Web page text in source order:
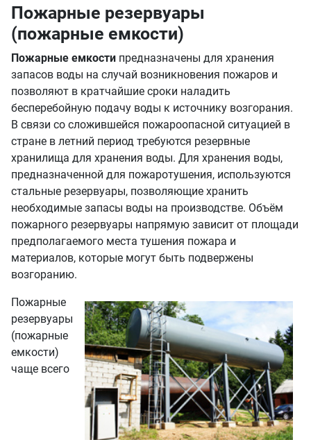
Пожарные резервуары
(пожарные емкости)
Пожарные емкости предназначены для хранения
запасов воды на случай возникновения пожаров и
позволяют в кратчайшие сроки наладить
бесперебойную подачу воды к источнику возгорания.
В связи со сложившейся пожароопасной ситуацией в
стране в летний период требуются резервные
хранилища для хранения воды. Для хранения воды,
предназначенной для пожаротушения, используются
стальные резервуары, позволяющие хранить
необходимые запасы воды на производстве. Объём
пожарного резервуары напрямую зависит от площади
предполагаемого места тушения пожара и
материалов, которые могут быть подвержены
возгоранию.
Пожарные
резервуары
(пожарные
емкости)
чаще всего